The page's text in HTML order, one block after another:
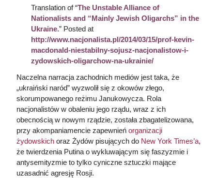
Translation of “The Unstable Alliance of
Nationalists and “Mainly Jewish Oligarchs” in the
Ukraine.” Posted at
http://www.nacjonalista.pl/2014/03/15/prof-kevin-
macdonald-niestabilny-sojusz-nacjonalistow-i-
zydowskich-oligarchow-na-ukrainie/
Naczelna narracja zachodnich mediów jest taka, że
„ukraiński naród” wyzwolił się z okowów złego,
skorumpowanego reżimu Janukowycza. Rola
nacjonalistów w obaleniu jego rządu, wraz z ich
obecnością w nowym rządzie, została zbagatelizowana,
przy akompaniamencie zapewnień organizacji
żydowskichoraz Żydów pisujących do New York Times’a,
że twierdzenia Putina o wykluwającym się faszyzmie i
antysemityzmie to tylko cyniczne sztuczki mające
uzasadnić agresję Rosji.